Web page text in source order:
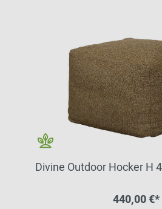
Divine Outdoor Hocker H
440,00 €*